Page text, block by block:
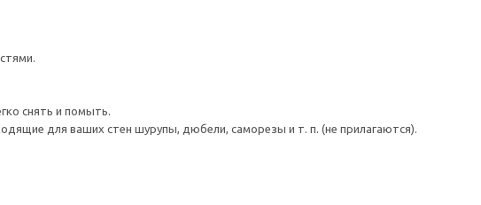
снять и помыть.
для ваших стен шурупы, дюбели, саморезы и т. п. (не прилагаются).